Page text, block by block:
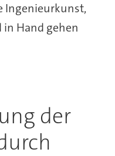
Ingenieurkunst,
in Hand gehen
der